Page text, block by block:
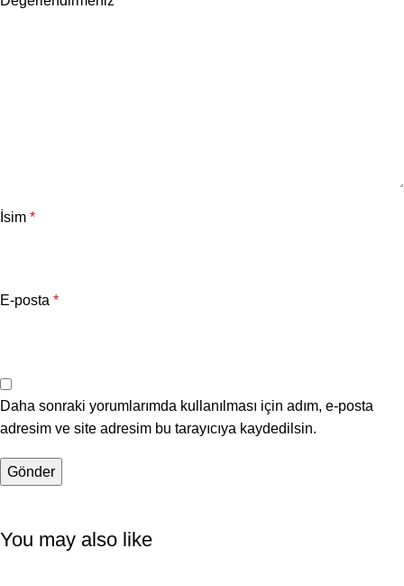
İsim *
E-posta *
Daha sonraki yorumlarımda kullanılması için adım, e-posta
adresim ve site adresim bu tarayıcıya kaydedilsin.
You may also like